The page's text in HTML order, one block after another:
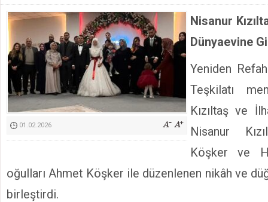
Hainler emellerine asla erişemeyecekler
BÖLGEMİZ ÇUKUROVA’DA 2019 YILI PAMUK
İyi Parti Yüreğir İlçe Başkanı Enis Akyürek
Kimyasallardan Koruma Derneği Başkanı Cennet Çelik
01.02.2026
Nisanur
Dünyaevine
Yeniden
Teşkilatı
Kızıltaş ve
Nisanur
Köşker ve
oğulları Ahmet Köşker ile düzenlenen nikâh ve
birleştirdi.